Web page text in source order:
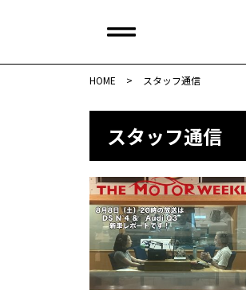
HOME > スタッフ通信
スタッフ通信